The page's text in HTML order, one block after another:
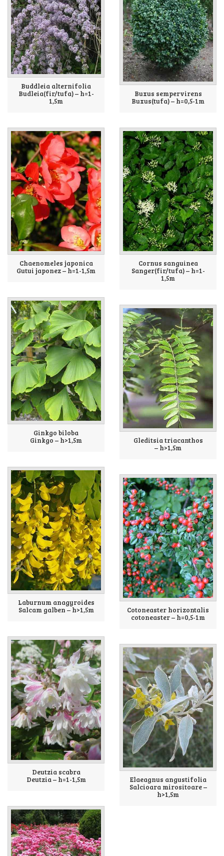
Buddleia alternifolia
Budleia(fir/tufa) – h=1-
1,5m
Buxus sempervirens
Buxus(tufa) – h=0,5-1m
Chaenomeles japonica
Gutui japonez – h=1-1,5m
Cornus sanguinea
Sanger(fir/tufa) – h=1-
1,5m
Ginkgo biloba
Ginkgo – h>1,5m
Gleditsia triacanthos
– h>1,5m
Laburnum anagyroides
Salcam galben – h>1,5m
Cotoneaster horizontalis
cotoneaster – h=0,5-1m
Deutzia scabra
Deutzia – h=1-1,5m
Elaeagnus angustifolia
Salcioara mirositoare –
h>1,5m